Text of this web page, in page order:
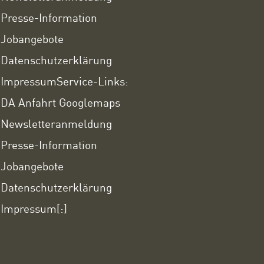
Presse-Information
Jobangebote
Datenschutzerklärung
ImpressumService-Links:
DA Anfahrt Googlemaps
Newsletteranmeldung
Presse-Information
Jobangebote
Datenschutzerklärung
Impressum[:]